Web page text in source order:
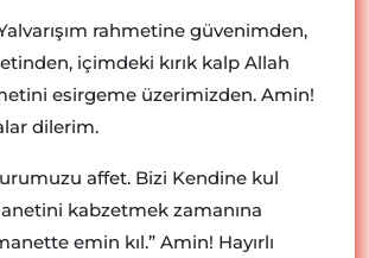
rahmetine güvenimden,
içimdeki kırık kalp Allah
esirgeme üzerimizden. Amin!
dilerim.
affet. Bizi Kendine kul
kabzetmek zamanına
emin kıl.” Amin! Hayırlı